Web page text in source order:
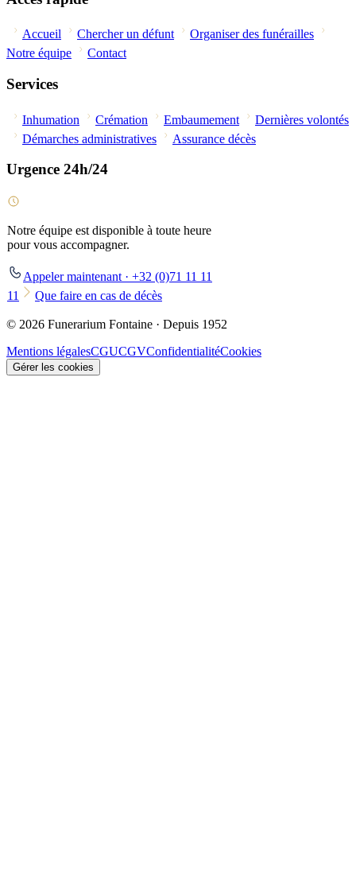
Accueil Chercher un défunt
Organiser des funérailles
Notre équipe
Contact
Services
Inhumation Crémation Embaumement
Dernières volontés
Démarches administratives
Assurance décès
Urgence 24h/24
Notre équipe est disponible à toute heure
pour vous accompagner.
Appeler maintenant · +32 (0)71 11 11
11
Que faire en cas de décès
© 2026 Funerarium Fontaine · Depuis 1952
Mentions légalesCGUCGVConfidentialitéCookies
Gérer les cookies